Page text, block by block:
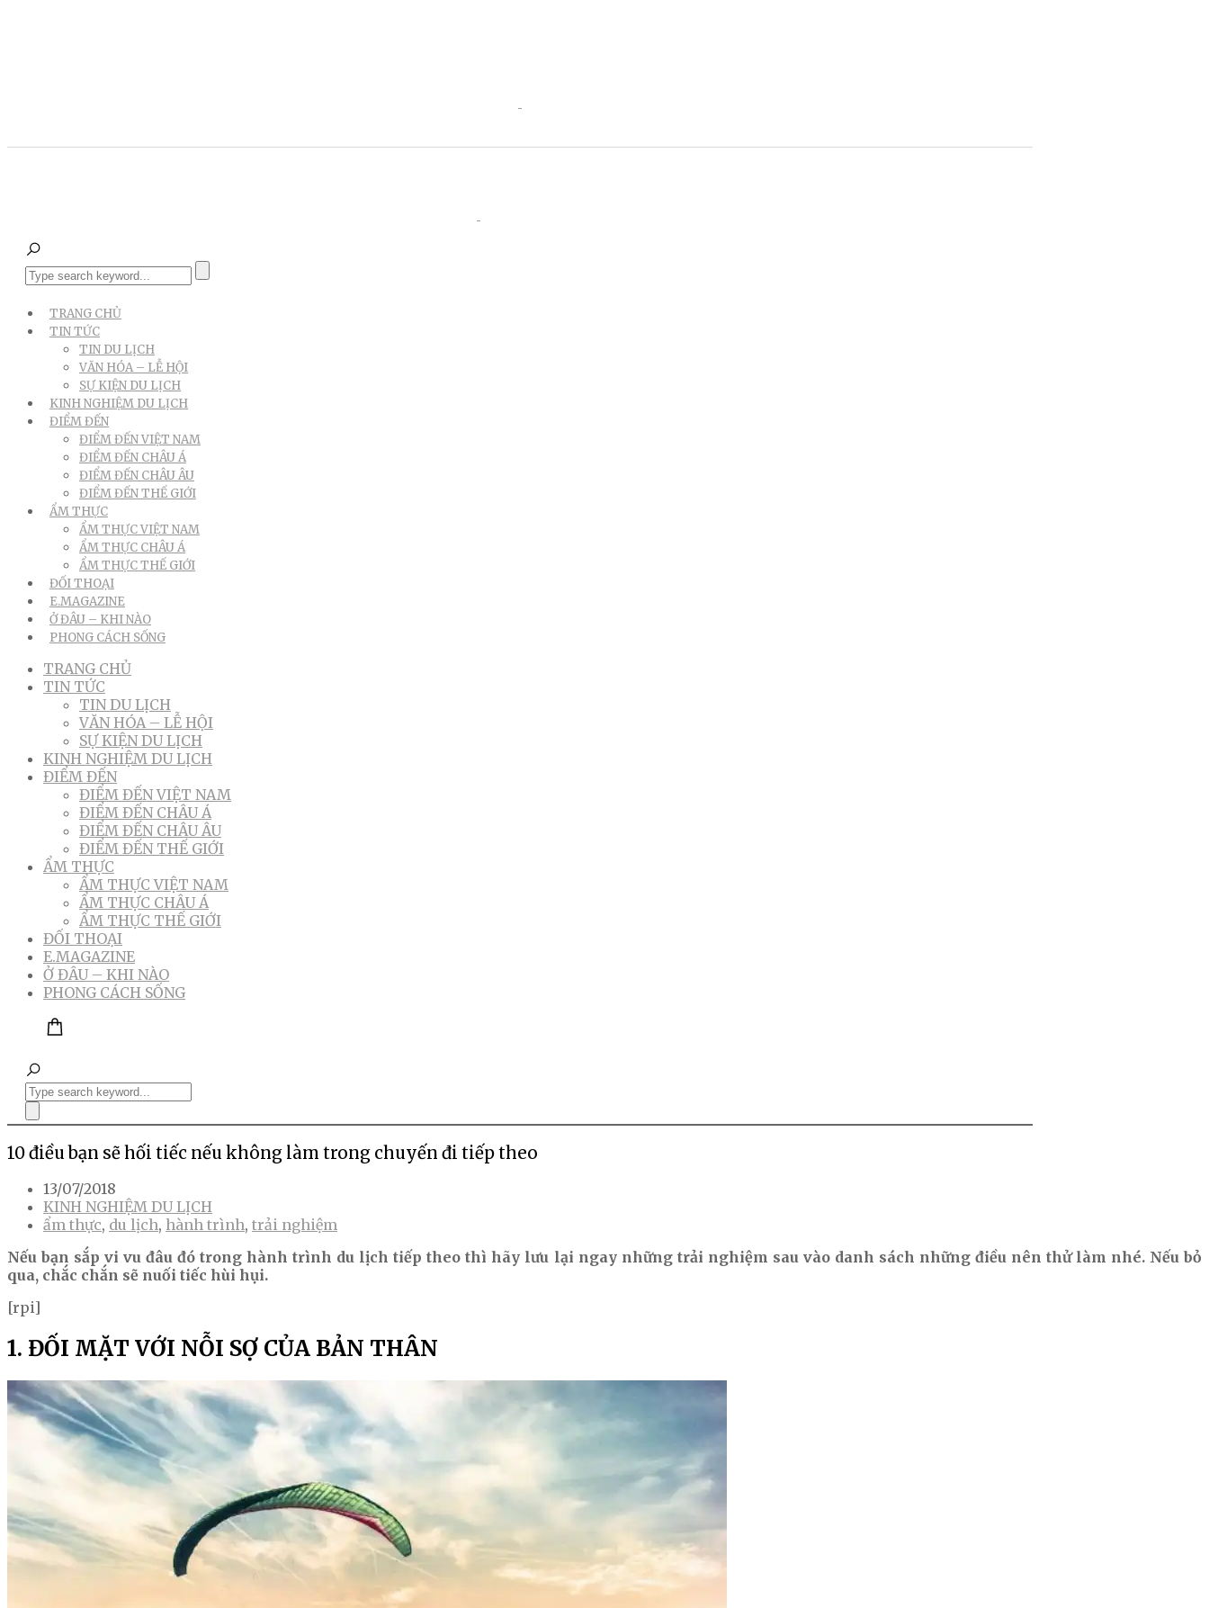
TRANG CHỦ
TIN TỨC
TIN DU LỊCH
VĂN HÓA – LỄ HỘI
SỰ KIỆN DU LỊCH
KINH NGHIỆM DU LỊCH
ĐIỂM ĐẾN
ĐIỂM ĐẾN VIỆT NAM
ĐIỂM ĐẾN CHÂU Á
ĐIỂM ĐẾN CHÂU ÂU
ĐIỂM ĐẾN THẾ GIỚI
ẨM THỰC
ẨM THỰC VIỆT NAM
ẨM THỰC CHÂU Á
ẨM THỰC THẾ GIỚI
ĐỐI THOẠI
E.MAGAZINE
Ở ĐÂU – KHI NÀO
PHONG CÁCH SỐNG
TRANG CHỦ
TIN TỨC
TIN DU LỊCH
VĂN HÓA – LỄ HỘI
SỰ KIỆN DU LỊCH
KINH NGHIỆM DU LỊCH
ĐIỂM ĐẾN
ĐIỂM ĐẾN VIỆT NAM
ĐIỂM ĐẾN CHÂU Á
ĐIỂM ĐẾN CHÂU ÂU
ĐIỂM ĐẾN THẾ GIỚI
ẨM THỰC
ẨM THỰC VIỆT NAM
ẨM THỰC CHÂU Á
ẨM THỰC THẾ GIỚI
ĐỐI THOẠI
E.MAGAZINE
Ở ĐÂU – KHI NÀO
PHONG CÁCH SỐNG
10 điều bạn sẽ hối tiếc nếu không làm trong chuyến đi tiếp theo
13/07/2018
KINH NGHIỆM DU LỊCH
ẩm thực, du lịch, hành trình, trải nghiệm
Nếu bạn sắp vi vu đâu đó trong hành trình du lịch tiếp theo thì hãy lưu lại ngay những trải nghiệm sau vào danh sách những điều nên thử làm nhé. Nếu bỏ
qua, chắc chắn sẽ nuối tiếc hùi hụi.
[rpi]
1. ĐỐI MẶT VỚI NỖI SỢ CỦA BẢN THÂN